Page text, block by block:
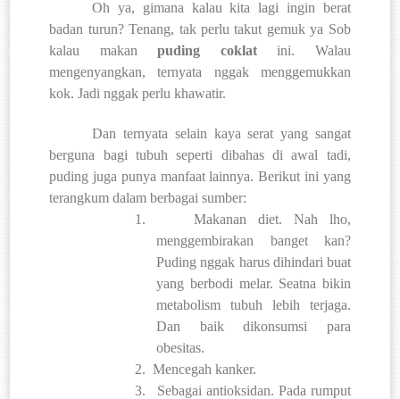
Oh ya, gimana kalau kita lagi ingin berat
badan turun? Tenang, tak perlu takut gemuk ya Sob
kalau makanpuding coklatini. Walau
mengenyangkan, ternyata nggak menggemukkan
kok. Jadi nggak perlu khawatir.
Dan ternyata selain kaya serat yang sangat
berguna bagi tubuh seperti dibahas di awal tadi,
puding juga punya manfaat lainnya. Berikut ini yang
terangkum dalam berbagai sumber:
1.
Makanan diet. Nah lho,
menggembirakan banget kan?
Puding nggak harus dihindari buat
yang berbodi melar. Seatna bikin
metabolism tubuh lebih terjaga.
Dan baik dikonsumsi para
obesitas.
2. Mencegah kanker.
3.
Sebagai antioksidan. Pada rumput